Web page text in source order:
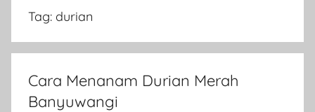
Tag: durian
Cara Menanam Durian Merah
Banyuwangi